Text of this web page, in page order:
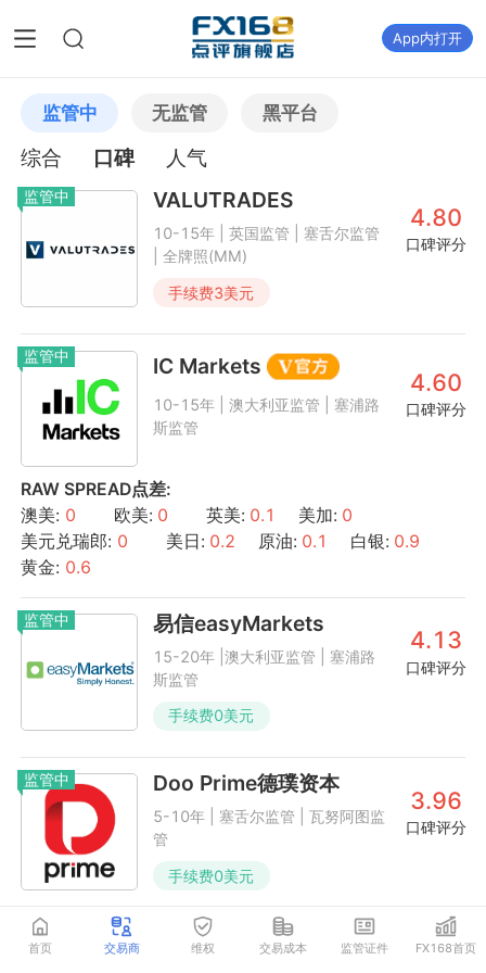
App内打开
监管中 无监管 黑平台
综合 口碑 人气
监管中 VALUTRADES
10-15年 | 英国监管 | 塞舌尔监管
| 全牌照(MM)
4.80
口碑评分
手续费3美元
监管中 IC Markets
10-15年 | 澳大利亚监管 | 塞浦路
斯监管
4.60
口碑评分
RAW SPREAD点差:
澳美: 0 欧美: 0 英美: 0.1 美加: 0
美元兑瑞郎: 0 美日 : 0.2 原油: 0.1 白银: 0.9
黄金: 0.6
监管中 易信easyMarkets
15-20年 |澳大利亚监管 | 塞浦路
斯监管
4.13
口碑评分
手续费0美元
监管中 Doo Prime德璞资本
5-10年 | 塞舌尔监管 | 瓦努阿图监
管
3.96
口碑评分
手续费0美元
STP 标准账户点差:
澳美
欧美 英美 1.6 美加
2.1
首页 交易商 维权 交易成本 监管证件 FX168首页